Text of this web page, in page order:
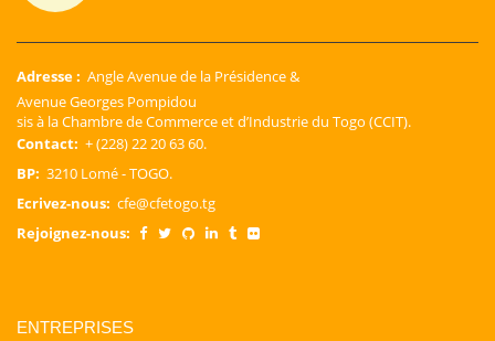
Adresse : Angle Avenue de la Présidence &
Avenue Georges Pompidou
sis à la Chambre de Commerce et d’Industrie du Togo (CCIT).
Contact: + (228) 22 20 63 60.
BP: 3210 Lomé - TOGO.
Ecrivez-nous: cfe@cfetogo.tg
Rejoignez-nous:
ENTREPRISES